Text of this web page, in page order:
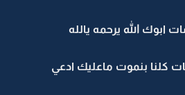
ابوك الله يرحمه يالله
كلنا بنموت ماعليك ادعي